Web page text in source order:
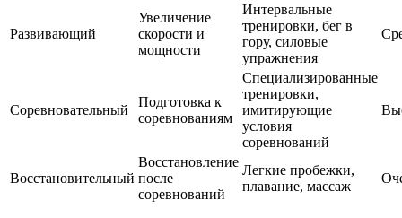
Развивающий
Увеличение
скорости и
мощности
Интервальные
тренировки, бег в
гору, силовые
упражнения
Соревновательный
Подготовка к
соревнованиям
Специализированные
тренировки,
имитирующие
условия
соревнований
Восстановительный
Восстановление
после
соревнований
Легкие пробежки,
плавание, массаж